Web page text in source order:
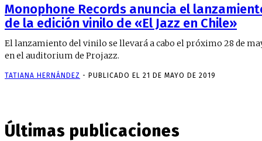
Monophone Records anuncia el
de la edición vinilo de «El Jazz en Chile»
El lanzamiento del vinilo se llevará a cabo el próximo 28 de
en el auditorium de Projazz.
TATIANA HERNÁNDEZ - PUBLICADO EL 21 DE MAYO DE 2019
Últimas publicaciones